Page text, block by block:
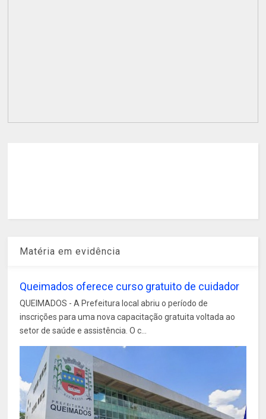
Matéria em evidência
Queimados oferece curso gratuito de cuidador
QUEIMADOS - A Prefeitura local abriu o período de
inscrições para uma nova capacitação gratuita voltada ao
setor de saúde e assistência. O c...